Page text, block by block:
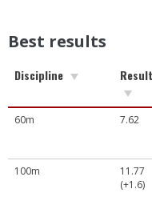
Best results
Discipline Result
60m 7.62
100m
11.77
(+1.6)